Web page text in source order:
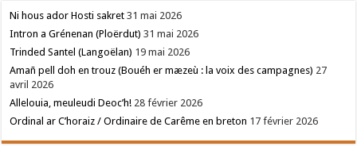
Ni hous ador Hosti sakret 31 mai 2026
Intron a Grénenan (Ploërdut) 31 mai 2026
Trinded Santel (Langoëlan) 19 mai 2026
Amañ pell doh en trouz (Bouéh er mæzeù : la voix des campagnes) 27
avril 2026
Allelouia, meuleudi Deoc’h! 28 février 2026
Ordinal ar C’horaiz / Ordinaire de Carême en breton 17 février 2026